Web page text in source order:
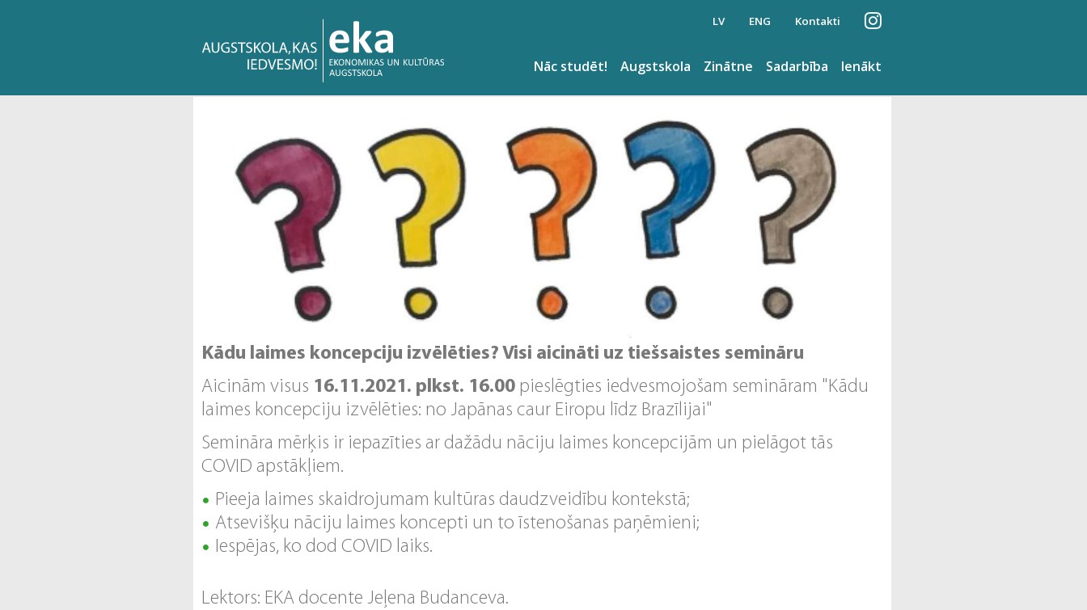
LV ENG Kontakti
Ienākt
Sadarbība
Zinātne
Augstskola
Nāc studēt!
Kādu laimes koncepciju izvēlēties? Visi aicināti uz tiešsaistes semināru
Aicinām visus 16.11.2021. plkst. 16.00 pieslēgties iedvesmojošam semināram "Kādu
laimes koncepciju izvēlēties: no Japānas caur Eiropu līdz Brazīlijai"
Semināra mērķis ir iepazīties ar dažādu nāciju laimes koncepcijām un pielāgot tās
COVID apstākļiem.
Pieeja laimes skaidrojumam kultūras daudzveidību kontekstā;
Atsevišķu nāciju laimes koncepti un to īstenošanas paņēmieni;
Iespējas, ko dod COVID laiks.
Lektors: EKA docente Jeļena Budanceva.